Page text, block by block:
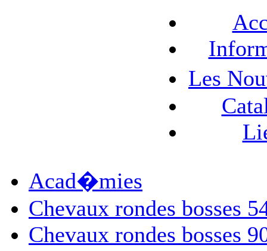
Les
Acad�mies
Chevaux rondes bosses
Chevaux rondes bosses